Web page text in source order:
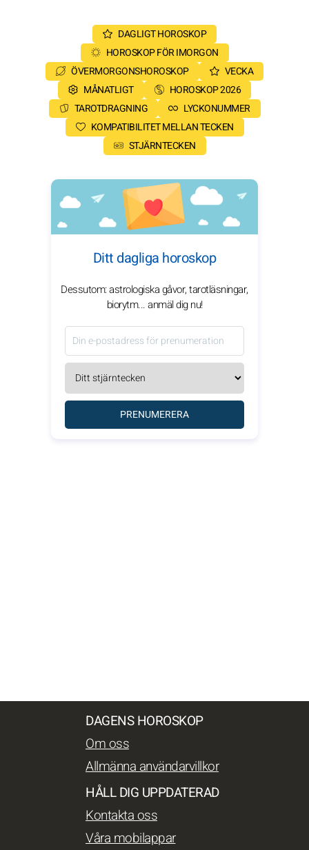
DAGLIGT HOROSKOP
HOROSKOP FÖR IMORGON
ÖVERMORGONSHOROSKOP
VECKA
MÅNATLIGT
HOROSKOP 2026
TAROTDRAGNING
LYCKONUMMER
KOMPATIBILITET MELLAN TECKEN
STJÄRNTECKEN
Ditt dagliga horoskop
Dessutom: astrologiska gåvor, tarotläsningar,
biorytm... anmäl dig nu!
PRENUMERERA
DAGENS HOROSKOP
Om oss
Allmänna användarvillkor
HÅLL DIG UPPDATERAD
Kontakta oss
Våra mobilappar